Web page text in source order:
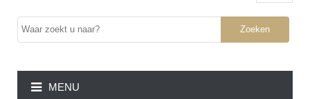
Zoeken
MENU